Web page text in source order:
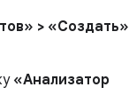
> «Создать»
«Анализатор